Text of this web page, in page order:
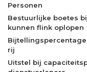
Personen
Bestuurlijke boetes
kunnen flink oplopen
rij
Uitstel bij